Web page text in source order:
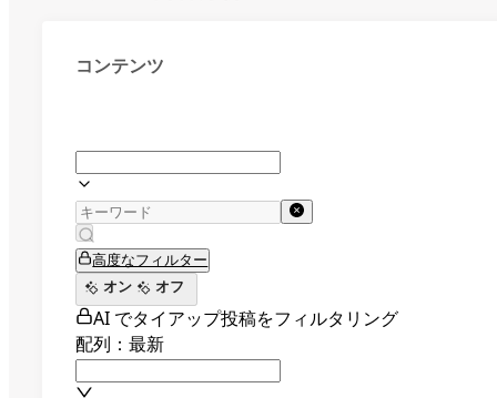
コンテンツ
高度なフィルター
オン
オフ
AI でタイアップ投稿をフィルタリング
配列：最新